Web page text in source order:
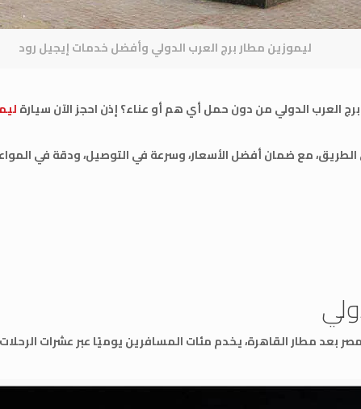
ليموزين مطار برج العرب الدولي وأفضل خدمات إيجيل رود
العرب الدولي من دون حمل أي هم أو عناء؟ إذن احجز الآن سيارة
مع ضمان أفضل الأسعار، وسرعة في التوصيل، ودقة في
بعد مطار القاهرة، يخدم مئات المسافرين يوميًا عبر عشرات